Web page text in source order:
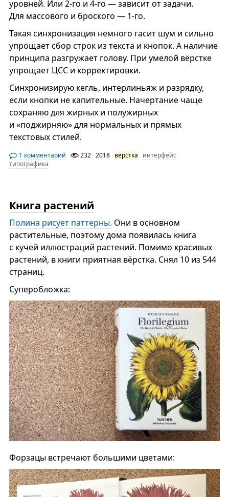
уровней. Или 2-го и 4-го — зависит от задачи.
Для массового и броского — 1-го.
Такая синхронизация немного гасит шум и сильно
упрощает сбор строк из текста и кнопок. А наличие
принципа разгружает голову. При умелой вёрстке
упрощает ЦСС и корректировки.
Синхронизирую кегль, интерлиньяж и разрядку,
если кнопки не капительные. Начертание чаще
сохраняю для жирных и полужирных
и «поджирняю» для нормальных и прямых
текстовых стилей.
1 комментарий 232 2018 вёрстка
интерфейс
типографика
Книга растений
Полина рисует паттерны. Они в основном
растительные, поэтому дома появилась книга
с кучей иллюстраций растений. Помимо красивых
растений, в книги приятная вёрстка. Снял 10 из 544
страниц.
Суперобложка:
Форзацы встречают большими цветами: